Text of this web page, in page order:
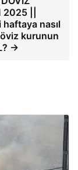
2025 ||
nasıl
kurunun
→